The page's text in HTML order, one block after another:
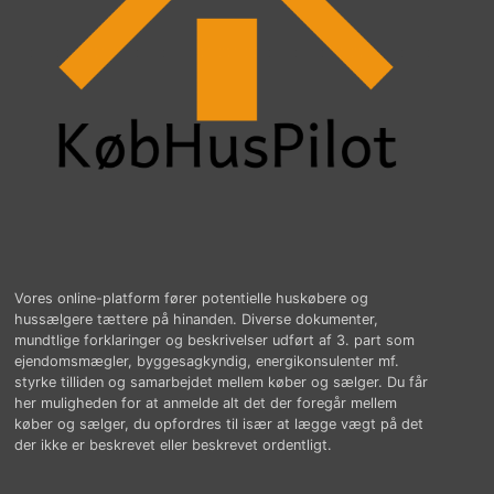
Vores online-platform fører potentielle huskøbere og
hussælgere tættere på hinanden. Diverse dokumenter,
mundtlige forklaringer og beskrivelser udført af 3. part som
ejendomsmægler, byggesagkyndig, energikonsulenter mf.
styrke tilliden og samarbejdet mellem køber og sælger. Du får
her muligheden for at anmelde alt det der foregår mellem
køber og sælger, du opfordres til især at lægge vægt på det
der ikke er beskrevet eller beskrevet ordentligt.